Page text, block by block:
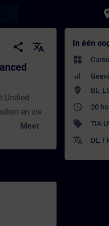
Course -
share
translate
Unified
en uw
Meer
In één
widgets
where_to_vote
access_time 20
sell TIA-
translate DE,